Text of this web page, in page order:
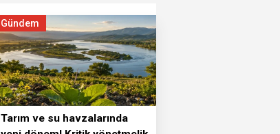
Gündem
Tarım ve su havzalarında